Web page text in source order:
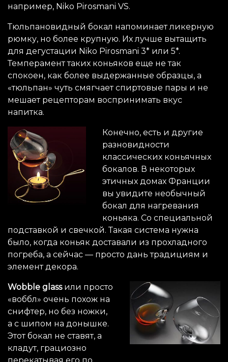
например, Niko Pirosmani VS.
Тюльпановидный бокал напоминает ликерную
рюмку, но более крупную. Их лучше вытащить
для дегустации Niko Pirosmani 3* или 5*.
Темперамент таких коньяков еще не так
спокоен, как более выдержанные образцы, а
«тюльпан» чуть смягчает спиртовые пары и не
мешает рецепторам воспринимать вкус
напитка.
Конечно, есть и другие
разновидности
классических коньячных
бокалов. В некоторых
этичных домах Франции
вы увидите необычный
бокал для нагревания
коньяка. Со специальной
подставкой и свечкой. Такая система нужна
было, когда коньяк доставали из прохладного
погреба, а сейчас — просто дань традициям и
элемент декора.
Wobble glassили просто
«воббл» очень похож на
снифтер, но без ножки,
а с шипом на донышке.
Этот бокал не ставят, а
кладут, грациозно